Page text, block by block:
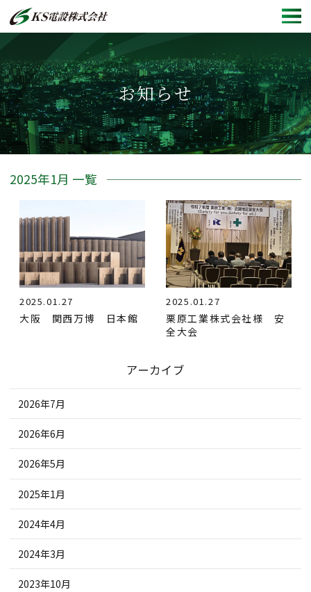
ホーム
会社概要
施工事例
新卒採用情報
お知らせ
お知らせ
2025年1月 一覧
2025.01.27
大阪 関西万博 日本館
2025.01.27
栗原工業株式会社様 安
全大会
アーカイブ
2026年7月
2026年6月
2026年5月
2025年1月
2024年4月
2024年3月
2023年10月